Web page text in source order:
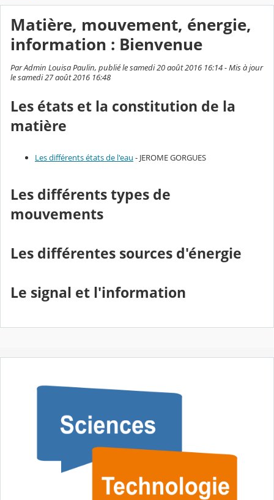
Matière, mouvement, énergie,
information : Bienvenue
Par Admin Louisa Paulin, publié le samedi 20 août 2016 16:14 - Mis à jour
le samedi 27 août 2016 16:48
Les états et la constitution de la
matière
Les différents états de l'eau - JEROME GORGUES
Les différents types de
mouvements
Les différentes sources d'énergie
Le signal et l'information